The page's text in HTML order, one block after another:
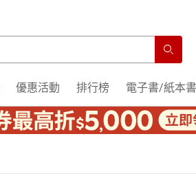
優惠活動 排行榜 電子書/紙本書